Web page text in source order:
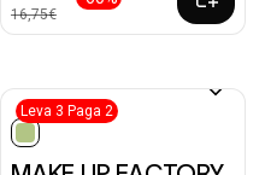
16,75€
Leva 3 Paga 2
selected